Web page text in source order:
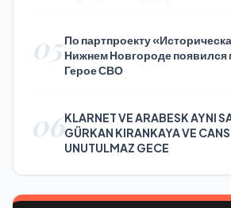
05По партпроекту
Нижнем Новгороде появился
Герое СВО
06KLARNET VE ARABESK AYNI
GÜRKAN KIRANKAYA VE
UNUTULMAZ GECE